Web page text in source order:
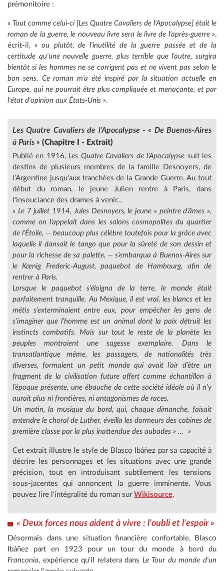
prémonitoire :
« Tout comme celui-ci [Les Quatre Cavaliers de l'Apocalypse] était le
roman de la guerre, le nouveau livre sera le livre de l'après-guerre »,
écrit-il,« ou plutôt, de l'inutilité de la guerre passée et de la
certitude qu'une nouvelle guerre, plus terrible que l'autre, surgira
bientôt si les hommes ne se corrigent pas et ne vivent pas selon le
bon sens. Ce roman m'a été inspiré par la situation actuelle en
Europe, qui ne pourrait être plus compliquée et menaçante, et par
l'état d'opinion aux États-Unis ».
Les Quatre Cavaliers de l’Apocalypse-« De Buenos-Aires
à Paris » (Chapitre I - Extrait)
Publié en 1916,Les Quatre Cavaliers de l’Apocalypse suit les
destins de plusieurs membres de la famille Desnoyers, de
l’Argentine jusqu'aux tranchées de la Grande Guerre. Au tout
début du roman, le jeune Julien rentre à Paris, dans
l'insouciance des drames à venir...
« Le 7 juillet 1914, Jules Desnoyers, le jeune « peintre d’âmes »,
comme on l’appelait dans les salons cosmopolites du quartier
de l’Étoile, — beaucoup plus célèbre toutefois pour la grâce avec
laquelle il dansait le tango que pour la sûreté de son dessin et
pour la richesse de sa palette, — s’embarqua à Buenos-Aires sur
le Kœnig Frederic-August, paquebot de Hambourg, afin de
rentrer à Paris.
Lorsque le paquebot s’éloigna de la terre, le monde était
parfaitement tranquille. Au Mexique, il est vrai, les blancs et les
métis s’exterminaient entre eux, pour empêcher les gens de
s’imaginer que l’homme est un animal dont la paix détruit les
instincts combatifs. Mais sur tout le reste de la planète les
peuples montraient une sagesse exemplaire. Dans le
transatlantique même, les passagers, de nationalités très
diverses, formaient un petit monde qui avait l’air d’être un
fragment de la civilisation future offert comme échantillon à
l’époque présente, une ébauche de cette société idéale où il n’y
aurait plus ni frontières, ni antagonismes de races.
Un matin, la musique du bord, qui, chaque dimanche, faisait
entendre le choral de Luther, éveilla les dormeurs des cabines de
première classe par la plus inattendue des aubades » ... »
Cet extrait illustre le style de Blasco Ibáñez par sa capacité à
décrire les personnages et les situations avec une grande
précision, tout en introduisant subtilement les tensions
sous-jacentes qui annoncent la guerre imminente. Vous
pouvez lire l'intégralité du roman sur Wikisource.
« Deux forces nous aident à vivre : l'oubli et l'espoir »
Désormais dans une situation financière confortable, Blasco
Ibáñez part en 1923 pour un tour du monde à bord du
Franconia, expérience qu'il relatera dans Le Tour du monde d'un